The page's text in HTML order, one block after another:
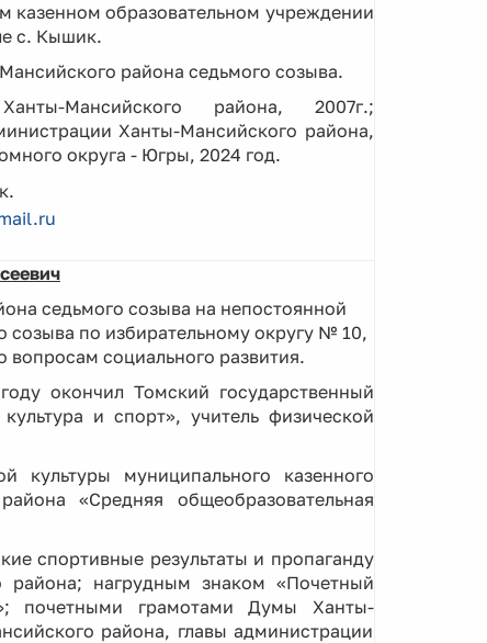
казенном образовательном учреждении
с. Кышик.
района седьмого созыва.
Мансийского района, 2007г.;
Ханты-Мансийского района,
округа - Югры, 2024 год.
седьмого созыва на непостоянной
по избирательному округу № 10,
социального развития.
окончил Томский государственный
и спорт», учитель физической
муниципального казенного
«Средняя общеобразовательная
спортивные результаты и пропаганду
нагрудным знаком «Почетный
почетными грамотами Думы Ханты-
района, главы администрации